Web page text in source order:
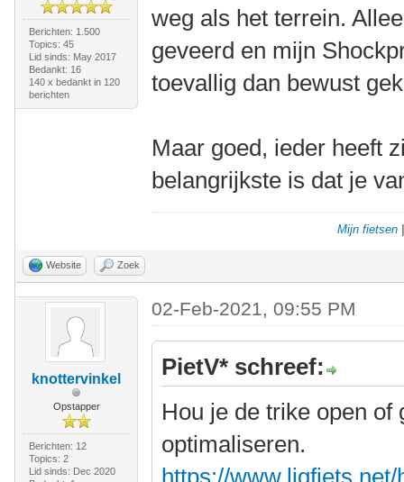
Berichten: 1.500
Topics: 45
Lid sinds: May 2017
Bedankt: 16
140 x bedankt in 120
berichten
weg als het terrein.
geveerd en mijn
toevallig dan bewust
Maar goed, ieder heeft
belangrijkste is dat je
Mijn fietsen
Website Zoek
knottervinkel
Opstapper
Berichten: 12
Topics: 2
Lid sinds: Dec 2020
02-Feb-2021, 09:55 PM
PietV* schreef:
Hou je de trike open of
optimaliseren.
https://